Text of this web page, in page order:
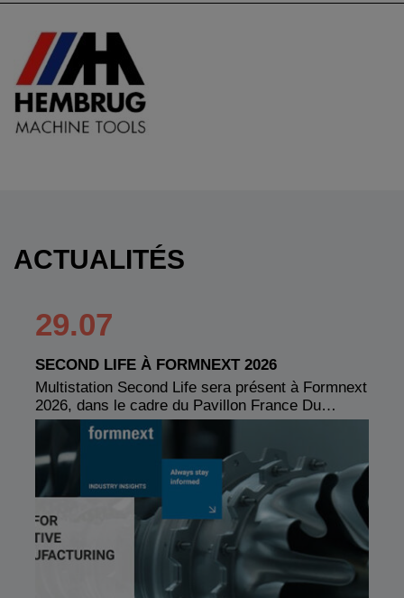
ACTUALITÉS
29.07
SECOND LIFE À FORMNEXT 2026
Multistation Second Life sera présent à Formnext
2026, dans le cadre du Pavillon France Du…